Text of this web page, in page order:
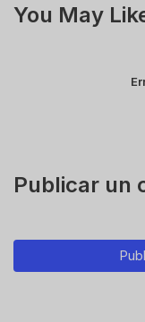
You May
Publicar un